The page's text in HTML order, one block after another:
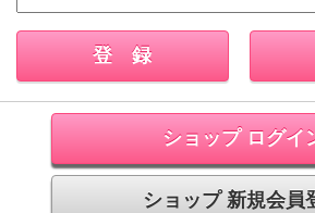
ショップ ログイ
ショップ 新規会員